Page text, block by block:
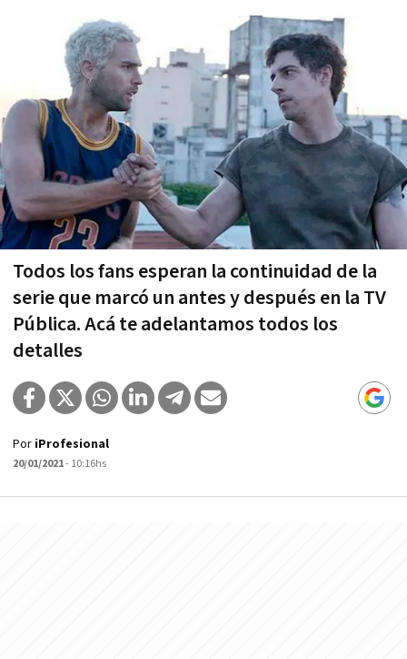
Todos los fans esperan la continuidad de la
serie que marcó un antes y después en la TV
Pública. Acá te adelantamos todos los
detalles
Por iProfesional
20/01/2021- 10:16hs